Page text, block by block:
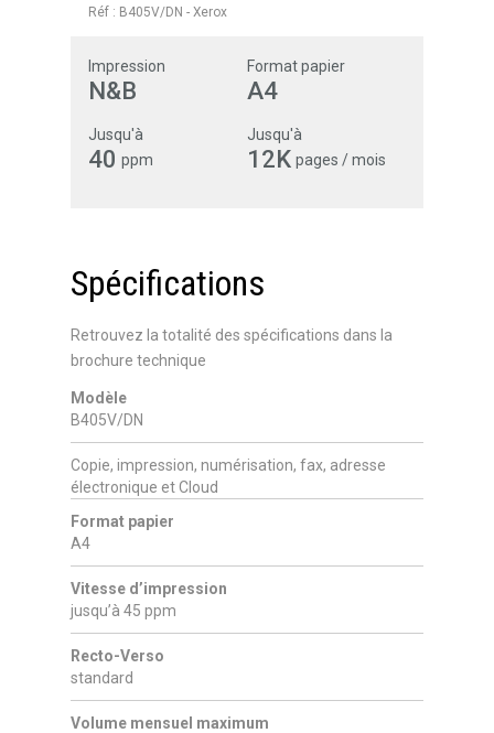
Réf : B405V/DN - Xerox
Impression
N&B
Format papier
A4
Jusqu'à
40 ppm
Jusqu'à
12K pages / mois
Spécifications
Retrouvez la totalité des spécifications dans la
brochure technique
Modèle
B405V/DN
Copie, impression, numérisation, fax, adresse
électronique et Cloud
Format papier
A4
Vitesse d’impression
jusqu’à 45 ppm
Recto-Verso
standard
Volume mensuel maximum